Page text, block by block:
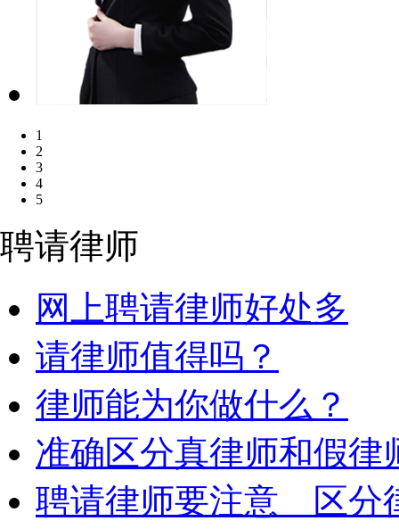
1
2
3
4
5
聘请律师
网上聘请律师好处多
请律师值得吗？
律师能为你做什么？
准确区分真律师和假律
聘请律师要注意 区分